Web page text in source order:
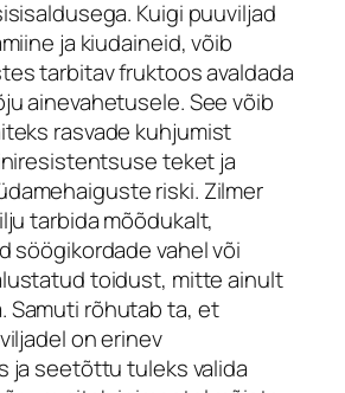
Kuigi puuviljad
ja kiudaineid, võib
tarbitav fruktoos avaldada
ainevahetusele. See võib
rasvade kuhjumist
teket ja
riski. Zilmer
tarbida mõõdukalt,
söögikordade vahel või
toidust, mitte ainult
Samuti rõhutab ta, et
on erinev
ja seetõttu tuleks valida